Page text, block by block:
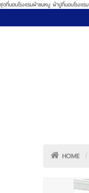
ชุดที่นอนโรงแรมผ้าขนหนู ผ้าปูที่นอนโรงแรม
HOME